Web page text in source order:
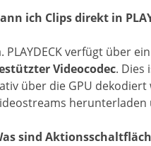
ich Clips direkt in
PLAYDECK verfügt über
Videocodec. Dies
über die GPU
herunterladen
sind